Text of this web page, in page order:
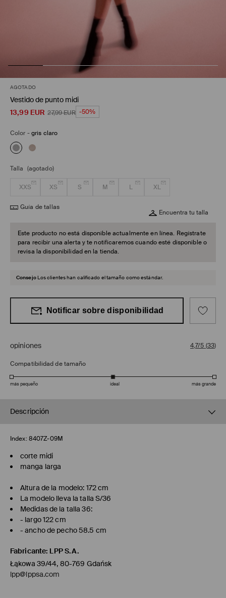
AGOTADO
Vestido de punto midi
13,99 EUR 27,99EUR -50%
Color -gris claro
Talla (agotado)
XXS XS S M L XL
Guía de tallas
Encuentra tu talla
Este producto no está disponible actualmente en línea. Regístrate
para recibir una alerta y te notificaremos cuando esté disponible o
revisa la disponibilidad en la tienda.
Consejo Los clientes han calificado el tamaño como estándar.
Notificar sobre disponibilidad
opiniones 4,7/5 (33)
Compatibilidad de tamaño
más pequeño ideal más grande
Descripción
Index: 8407Z-09M
corte midi
manga larga
Altura de la modelo: 172 cm
La modelo lleva la talla S/36
Medidas de la talla 36:
- largo 122 cm
- ancho de pecho 58.5 cm
Fabricante: LPP S.A.
Łąkowa 39/44, 80-769 Gdańsk
lpp@lppsa.com